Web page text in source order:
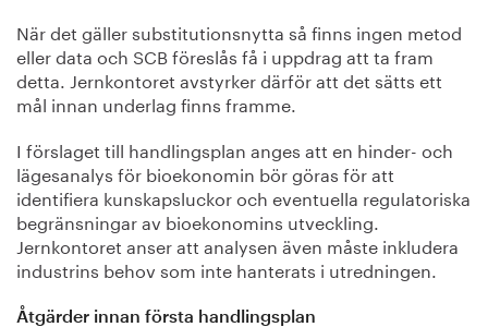
När det gäller substitutionsnytta så finns ingen metod
eller data och SCB föreslås få i uppdrag att ta fram
detta. Jernkontoret avstyrker därför att det sätts ett
mål innan underlag finns framme.
I förslaget till handlingsplan anges att en hinder- och
lägesanalys för bioekonomin bör göras för att
identifiera kunskapsluckor och eventuella regulatoriska
begränsningar av bioekonomins utveckling.
Jernkontoret anser att analysen även måste inkludera
industrins behov som inte hanterats i utredningen.
Åtgärder innan första handlingsplan